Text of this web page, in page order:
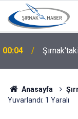
00:04
Anasayfa
Yuvarlandı: 1 Yaralı